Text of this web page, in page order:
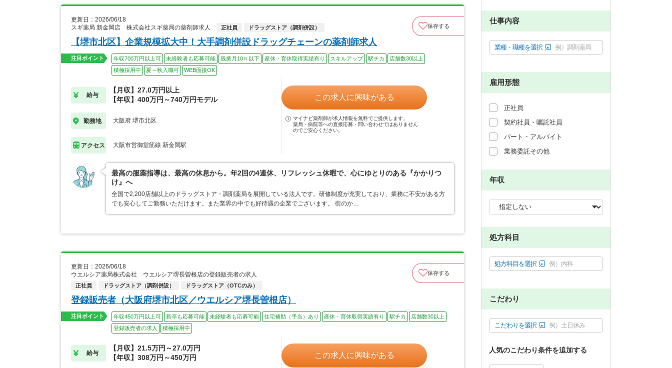
更新日：2026/06/18
スギ薬局 新金岡店 株式会社スギ薬局の薬剤師求人
正社員 ドラッグストア（調剤併設） 保存する
【堺市北区】企業規模拡大中！大手調剤併設ドラッグチェーンの薬剤師求人
注目ポイント 年収700万円以上可 未経験者も応募可能 残業月10ｈ以下 産休・育休取得実績有り スキルアップ 駅チカ
店舗数30以上
積極採用中
夏～秋入職可 WEB面接OK
給与
【月収】27.0万円以上
【年収】400万円～740万円モデル
勤務地 大阪府 堺市北区
アクセス 大阪市営御堂筋線 新金岡駅
この求人に興味がある
マイナビ薬剤師が求人情報を無料でご提供します。
薬局・病院等への直接応募・問い合わせではありません
のでご安心ください。
最高の服薬指導は、最高の休息から。年2回の4連休、リフレッシュ休暇で、心にゆとりのある『かかりつ
け』へ
全国で2,200店舗以上のドラッグストア・調剤薬局を展開している法人です。研修制度が充実しており、業務に不安がある方
でも安心してご勤務いただけます。また業界の中でも好待遇の企業でございます。 街のか…
更新日：2026/06/18
ウエルシア薬局株式会社 ウエルシア堺長曽根店の登録販売者の求人
正社員 ドラッグストア（調剤併設） ドラッグストア（OTCのみ）
保存する
登録販売者（大阪府堺市北区／ウエルシア堺長曽根店）
注目ポイント 年収450万円以上可 新卒も応募可能 未経験者も応募可能 住宅補助（手当）あり 産休・育休取得実績有り 駅チカ
店舗数30以上
登録販売者の求人
積極採用中
給与
【月収】21.5万円～27.0万円
【年収】308万円～450万円
この求人に興味がある
仕事内容
業種・職種を選択 例）調剤薬局
雇用形態
正社員
契約社員・嘱託社員
パート・アルバイト
業務委託その他
年収
処方科目
処方科目を選択 例）内科
こだわり
こだわりを選択 例）土日休み
人気のこだわり条件を追加する